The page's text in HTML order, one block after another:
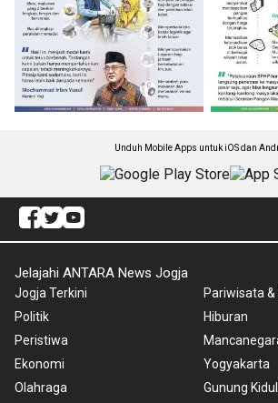
Unduh Mobile Apps untuk iOS dan
Jelajahi ANTARA News Jogja
Jogja Terkini
Politik
Peristiwa
Ekonomi
Olahraga
Pariwisata &
Hiburan
Yogyakarta
Gunung Kidul